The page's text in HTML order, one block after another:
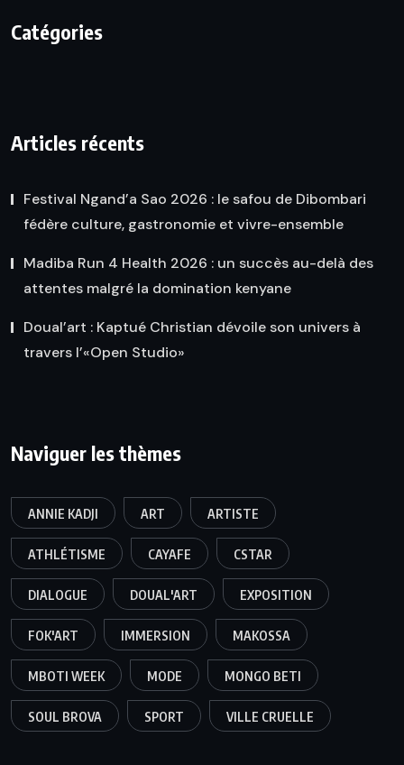
Catégories
Articles récents
Festival Ngand’a Sao 2026 : le safou de Dibombari
fédère culture, gastronomie et vivre-ensemble
Madiba Run 4 Health 2026 : un succès au-delà des
attentes malgré la domination kenyane
Doual’art : Kaptué Christian dévoile son univers à
travers l’«Open Studio»
Naviguer les thèmes
ANNIE KADJI ART ARTISTE
ATHLÉTISME CAYAFE CSTAR
DIALOGUE DOUAL'ART EXPOSITION
FOK'ART IMMERSION MAKOSSA
MBOTI WEEK MODE MONGO BETI
SOUL BROVA SPORT VILLE CRUELLE